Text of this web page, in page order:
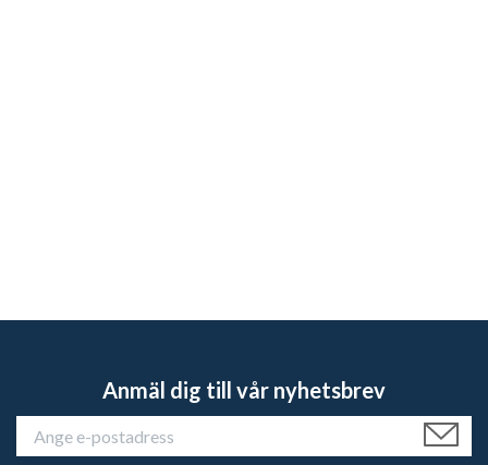
Anmäl dig till vår nyhetsbrev